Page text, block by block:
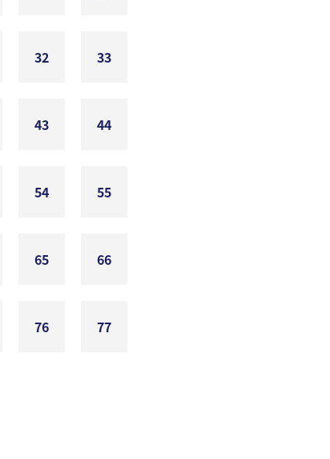
32 33
43 44
54 55
65 66
76 77